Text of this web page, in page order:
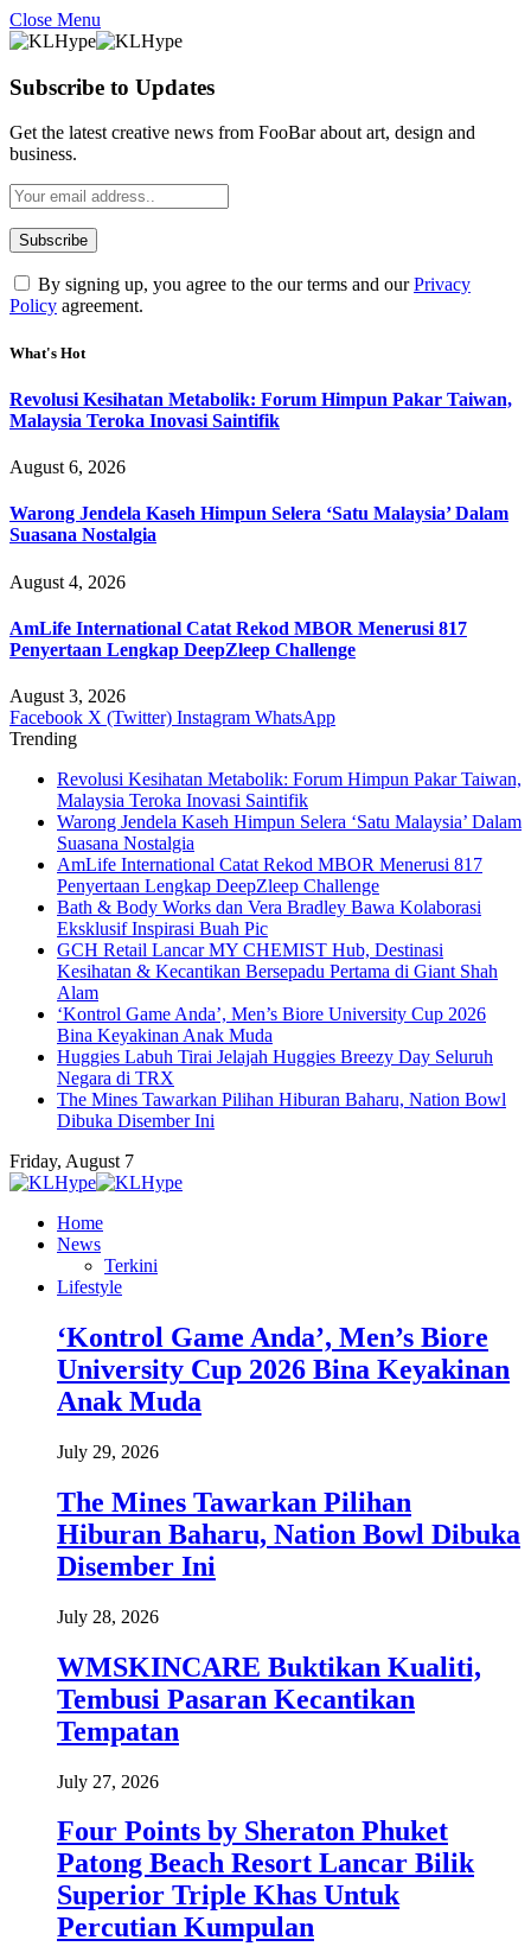
Close Menu
Subscribe to Updates
Get the latest creative news from FooBar about art, design and
business.
By signing up, you agree to the our terms and ourPrivacy
Policy agreement.
What's Hot
Revolusi Kesihatan Metabolik: Forum Himpun Pakar Taiwan,
Malaysia Teroka Inovasi Saintifik
August 6, 2026
Warong Jendela Kaseh Himpun Selera ‘Satu Malaysia’ Dalam
Suasana Nostalgia
August 4, 2026
AmLife International Catat Rekod MBOR Menerusi 817
Penyertaan Lengkap DeepZleep Challenge
August 3, 2026
Facebook X (Twitter) Instagram WhatsApp
Trending
Revolusi Kesihatan Metabolik: Forum Himpun Pakar Taiwan,
Malaysia Teroka Inovasi Saintifik
Warong Jendela Kaseh Himpun Selera ‘Satu Malaysia’ Dalam
Suasana Nostalgia
AmLife International Catat Rekod MBOR Menerusi 817
Penyertaan Lengkap DeepZleep Challenge
Bath & Body Works dan Vera Bradley Bawa Kolaborasi
Eksklusif Inspirasi Buah Pic
GCH Retail Lancar MY CHEMIST Hub, Destinasi
Kesihatan & Kecantikan Bersepadu Pertama di Giant Shah
Alam
‘Kontrol Game Anda’, Men’s Biore University Cup 2026
Bina Keyakinan Anak Muda
Huggies Labuh Tirai Jelajah Huggies Breezy Day Seluruh
Negara di TRX
The Mines Tawarkan Pilihan Hiburan Baharu, Nation Bowl
Dibuka Disember Ini
Friday, August 7
Home
News
Terkini
Lifestyle
‘Kontrol Game Anda’, Men’s Biore
University Cup 2026 Bina Keyakinan
Anak Muda
July 29, 2026
The Mines Tawarkan Pilihan
Hiburan Baharu, Nation Bowl Dibuka
Disember Ini
July 28, 2026
WMSKINCARE Buktikan Kualiti,
Tembusi Pasaran Kecantikan
Tempatan
July 27, 2026
Four Points by Sheraton Phuket
Patong Beach Resort Lancar Bilik
Superior Triple Khas Untuk
Percutian Kumpulan